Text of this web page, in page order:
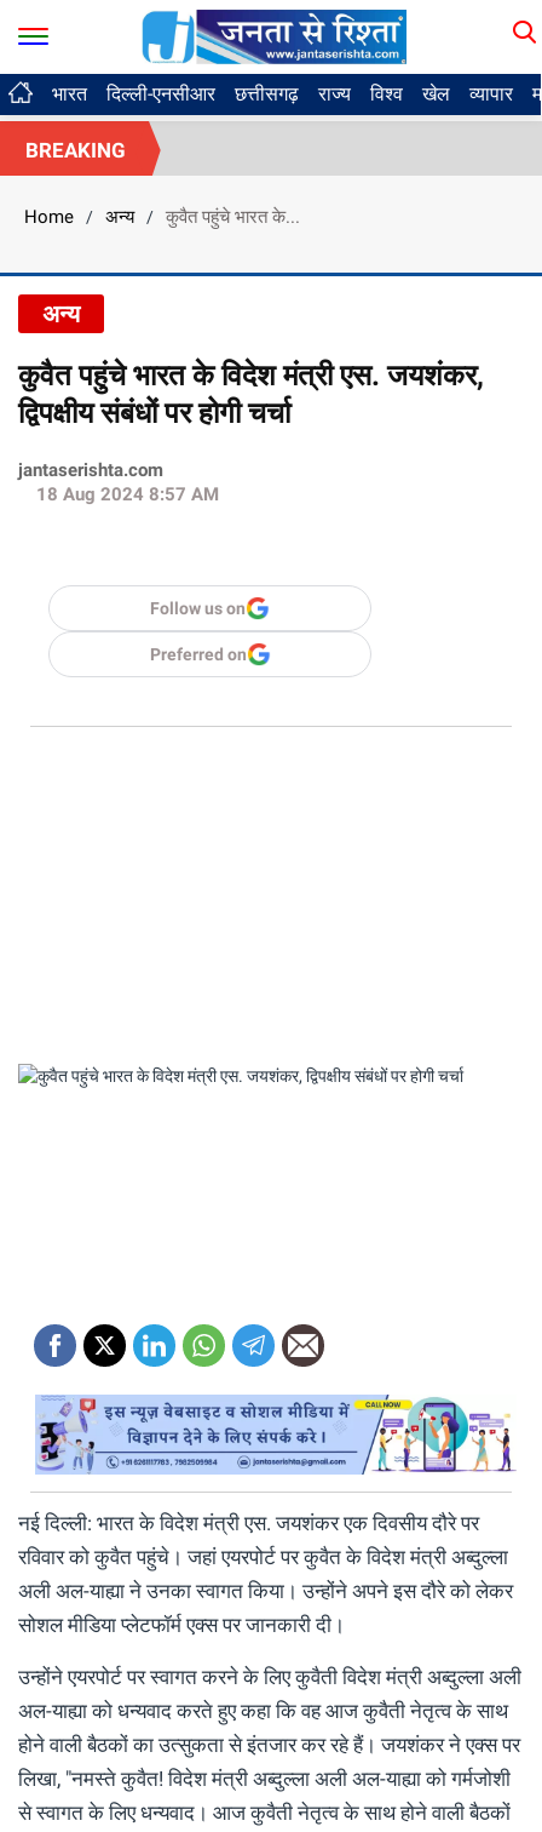
भारत दिल्ली-एनसीआर छत्तीसगढ़ राज्य विश्व खेल व्यापार
BREAKING
Home / अन्य / कुवैत पहुंचे भारत के...
अन्य
कुवैत पहुंचे भारत के विदेश मंत्री एस. जयशंकर,
द्विपक्षीय संबंधों पर होगी चर्चा
jantaserishta.com
18 Aug 2024 8:57 AM
Follow us on
Preferred on
नई दिल्ली: भारत के विदेश मंत्री एस. जयशंकर एक दिवसीय दौरे पर
रविवार को कुवैत पहुंचे। जहां एयरपोर्ट पर कुवैत के विदेश मंत्री अब्दुल्ला
अली अल-याह्या ने उनका स्वागत किया। उन्होंने अपने इस दौरे को लेकर
सोशल मीडिया प्लेटफॉर्म एक्स पर जानकारी दी।
उन्होंने एयरपोर्ट पर स्वागत करने के लिए कुवैती विदेश मंत्री अब्दुल्ला अली
अल-याह्या को धन्यवाद करते हुए कहा कि वह आज कुवैती नेतृत्व के साथ
होने वाली बैठकों का उत्सुकता से इंतजार कर रहे हैं। जयशंकर ने एक्स पर
लिखा, "नमस्ते कुवैत! विदेश मंत्री अब्दुल्ला अली अल-याह्या को गर्मजोशी
से स्वागत के लिए धन्यवाद। आज कुवैती नेतृत्व के साथ होने वाली बैठकों